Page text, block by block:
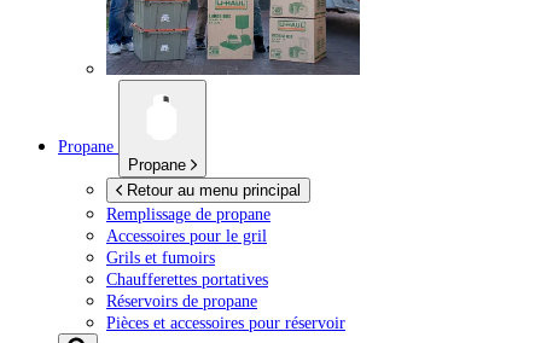
Propane
Propane
Retour au menu principal
Remplissage de propane
Accessoires pour le gril
Grils et fumoirs
Chaufferettes portatives
Réservoirs de propane
Pièces et accessoires pour réservoir